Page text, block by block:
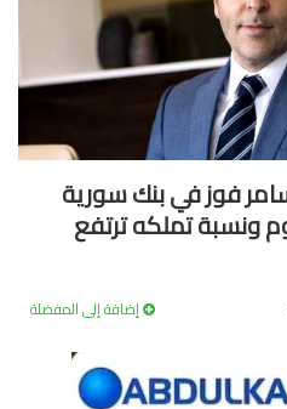
فوز في بنك سورية
تملكه ترتفع
إضافة إلى المفضلة